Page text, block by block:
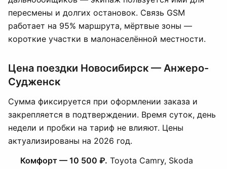
пересмены и долгих остановок. Связь GSM
работает на 95% маршрута, мёртвые зоны —
короткие участки в малонаселённой местности.
Цена поездки Новосибирск — Анжеро-
Судженск
Сумма фиксируется при оформлении заказа и
закрепляется в подтверждении. Время суток, день
недели и пробки на тариф не влияют. Цены
актуализированы на 2026 год.
Комфорт — 10 500 ₽. Toyota Camry, Skoda